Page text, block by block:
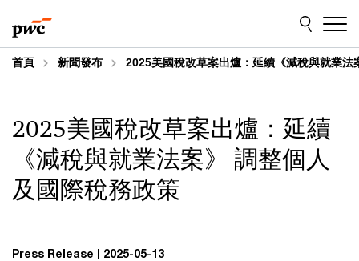
to
content
to
footer
首頁 新聞發布 2025美國稅改草案出爐：延續《減稅與就業法
2025美國稅改草案出爐：延續
《減稅與就業法案》 調整個人
及國際稅務政策
Press Release 2025-05-13